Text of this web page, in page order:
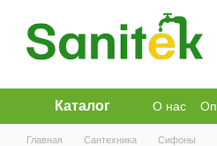
Перейти к основному контенту
Каталог О нас
Главная Сантехника Сифоны